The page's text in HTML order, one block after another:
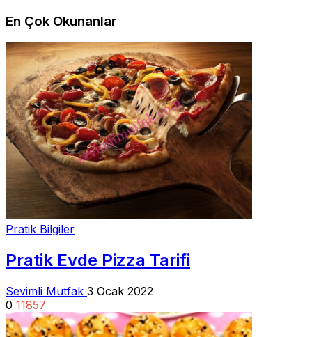
En Çok Okunanlar
Pratik Bilgiler
Pratik Evde Pizza Tarifi
Sevimli Mutfak 3 Ocak 2022
0 11857